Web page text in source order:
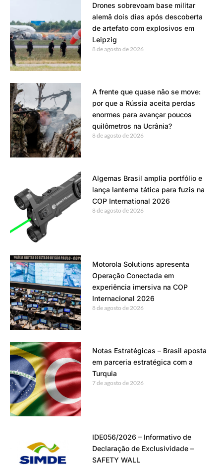
Drones sobrevoam base militar
alemã dois dias após descoberta
de artefato com explosivos em
Leipzig
8 de agosto de 2026
A frente que quase não se move:
por que a Rússia aceita perdas
enormes para avançar poucos
quilômetros na Ucrânia?
8 de agosto de 2026
Algemas Brasil amplia portfólio e
lança lanterna tática para fuzis na
COP International 2026
8 de agosto de 2026
Motorola Solutions apresenta
Operação Conectada em
experiência imersiva na COP
Internacional 2026
8 de agosto de 2026
Notas Estratégicas – Brasil aposta
em parceria estratégica com a
Turquia
7 de agosto de 2026
IDE056/2026 – Informativo de
Declaração de Exclusividade –
SAFETY WALL